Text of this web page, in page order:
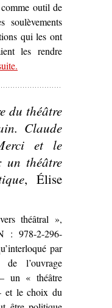
outil de
qui les ont
les rendre
– ‘Quand le cinéma
révolutionnaire pour
discuter la question de
l’engagement –
Commune (Paris, 1871)
de Peter Watkins’
.
du théâtre
Claude
et le
un théâtre
, Élise
théâtral »,
: 978-2-296-
par
de l’ouvrage
un « théâtre
et le choix du